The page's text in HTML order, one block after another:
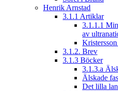
Henrik Arnstad
3.1.1 Artiklar
3.1.1.1
av
3.1.2. Brev
3.1.3 Böcker
3.1.3.a
Älskade
Det lilla